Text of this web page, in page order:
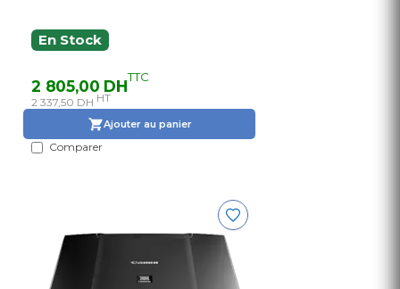
En Stock
2 805,00 DHTTC
2 337,50 DH HT
Ajouter au panier
Comparer